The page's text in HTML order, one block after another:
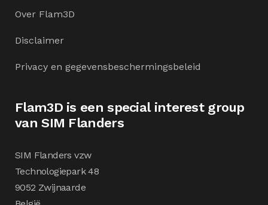
Over Flam3D
Disclaimer
Privacy en gegevensbeschermingsbeleid
Flam3D is een special interest group
van SIM Flanders
SIM Flanders vzw
Technologiepark 48
9052 Zwijnaarde